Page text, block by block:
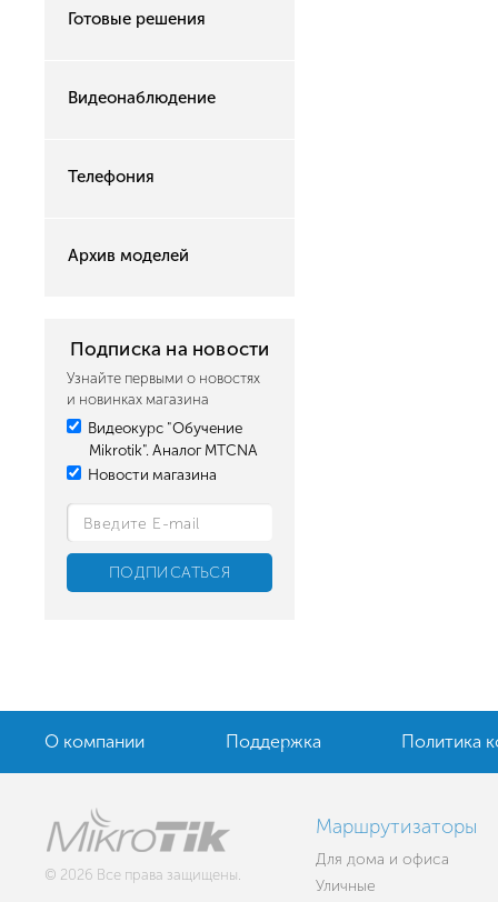
Готовые решения
Видеонаблюдение
Телефония
Архив моделей
Подписка на новости
Узнайте первыми о новостях
и новинках магазина
Видеокурс "Обучение
Mikrotik". Аналог MTCNA
Новости магазина
О компании Поддержка Политика
© 2026 Все права защищены.
Маршрутизаторы
Для дома и офиса
Уличные